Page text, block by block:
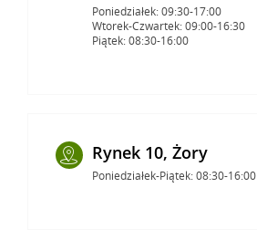
Poniedziałek: 09:30-17:00
Wtorek-Czwartek: 09:00-16:30
Piątek: 08:30-16:00
Rynek 10, Żory
Poniedziałek-Piątek: 08:30-16:00